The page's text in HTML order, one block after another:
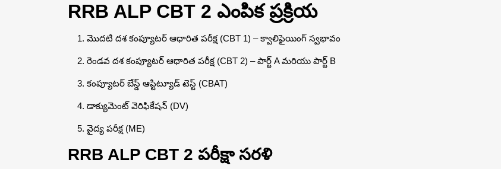
RRB ALP CBT 2 ఎంపిక ప్రక్రియ
మొదటి దశ కంప్యూటర్ ఆధారిత పరీక్ష (CBT 1) – క్వాలిఫైయింగ్ స్వభావం
రెండవ దశ కంప్యూటర్ ఆధారిత పరీక్ష (CBT 2) – పార్ట్ A మరియు పార్ట్ B
కంప్యూటర్ బేస్డ్ ఆప్టిట్యూడ్ టెస్ట్ (CBAT)
డాక్యుమెంట్ వెరిఫికేషన్ (DV)
వైద్య పరీక్ష (ME)
RRB ALP CBT 2 పరీక్షా సరళి